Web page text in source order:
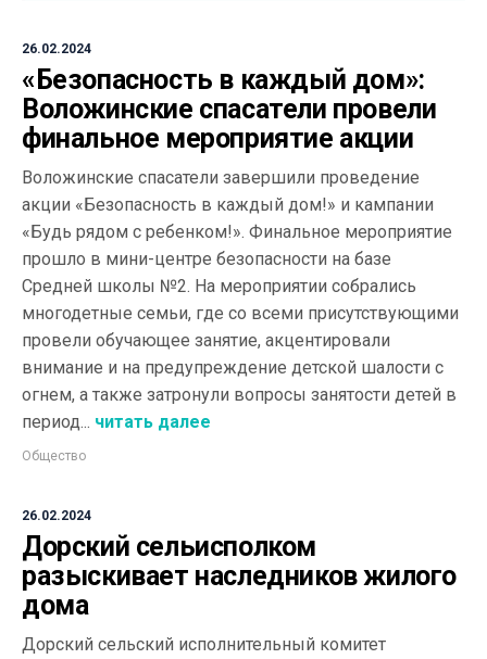
26.02.2024
«Безопасность в каждый дом»:
Воложинские спасатели провели
финальное мероприятие акции
Воложинские спасатели завершили проведение
акции «Безопасность в каждый дом!» и кампании
«Будь рядом с ребенком!». Финальное мероприятие
прошло в мини-центре безопасности на базе
Средней школы №2. На мероприятии собрались
многодетные семьи, где со всеми присутствующими
провели обучающее занятие, акцентировали
внимание и на предупреждение детской шалости с
огнем, а также затронули вопросы занятости детей в
период... читать далее
Общество
26.02.2024
Дорский сельисполком
разыскивает наследников жилого
дома
Дорский сельский исполнительный комитет